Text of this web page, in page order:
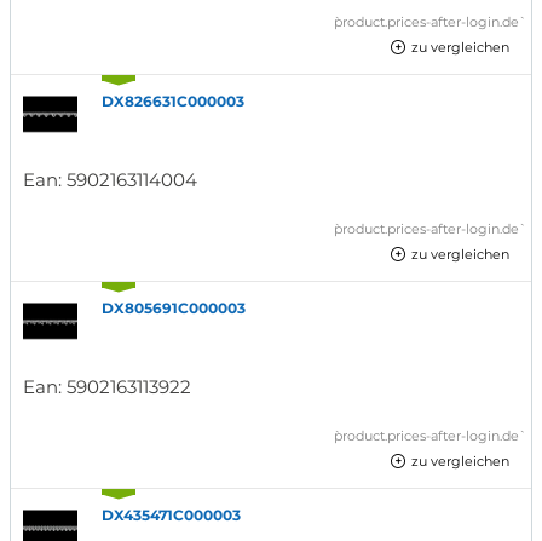
`product.prices-after-login.de`
zu vergleichen
DX826631C000003
Ean: 5902163114004
`product.prices-after-login.de`
zu vergleichen
DX805691C000003
Ean: 5902163113922
`product.prices-after-login.de`
zu vergleichen
DX435471C000003